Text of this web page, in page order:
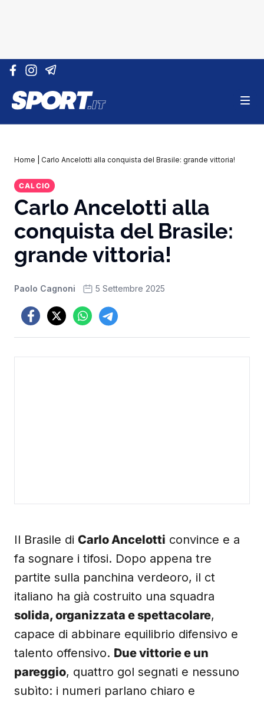
Vai al contenuto
Home Carlo Ancelotti alla conquista del Brasile: grande vittoria!
CALCIO
Carlo Ancelotti alla
conquista del Brasile:
grande vittoria!
Paolo Cagnoni 5 Settembre 2025
Il Brasile di Carlo Ancelotti convince e a
fa sognare i tifosi. Dopo appena tre
partite sulla panchina verdeoro, il ct
italiano ha già costruito una squadra
solida, organizzata e spettacolare,
capace di abbinare equilibrio difensivo e
talento offensivo. Due vittorie e un
pareggio, quattro gol segnati e nessuno
subìto: i numeri parlano chiaro e